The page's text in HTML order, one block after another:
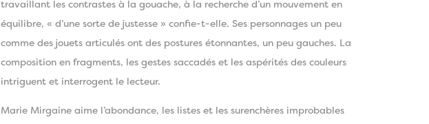
travaillant les contrastes à la gouache, à la recherche d’un mouvement en
équilibre, « d’une sorte de justesse » confie-t-elle. Ses personnages un peu
comme des jouets articulés ont des postures étonnantes, un peu gauches. La
composition en fragments, les gestes saccadés et les aspérités des couleurs
intriguent et interrogent le lecteur.
Marie Mirgaine aime l’abondance, les listes et les surenchères improbables